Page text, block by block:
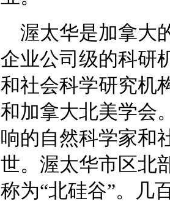
渥太华是加拿大
企业公司级的科研
和社会科学研究机
和加拿大北美学会
响的自然科学家和
世。渥太华市区北
称为“北硅谷”。几